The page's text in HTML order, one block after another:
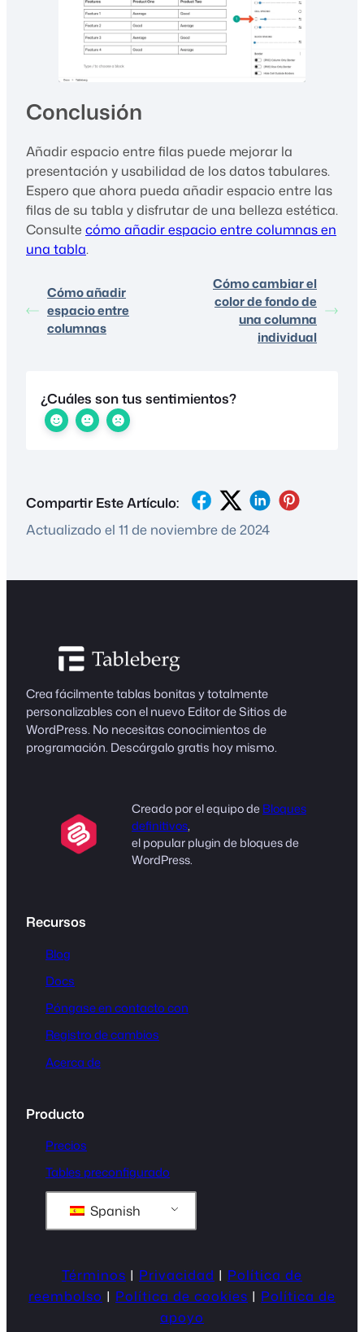
Conclusión
Añadir espacio entre filas puede mejorar la
presentación y usabilidad de los datos tabulares.
Espero que ahora pueda añadir espacio entre las
filas de su tabla y disfrutar de una belleza estética.
Consulte cómo añadir espacio entre columnas en
una tabla.
Cómo añadir
espacio entre
columnas
Cómo cambiar el
color de fondo de
una columna
individual
¿Cuáles son tus sentimientos?
Compartir Este Artículo:
Actualizado el 11 de noviembre de 2024
Crea fácilmente tablas bonitas y totalmente
personalizables con el nuevo Editor de Sitios de
WordPress. No necesitas conocimientos de
programación. Descárgalo gratis hoy mismo.
Creado por el equipo deBloques
definitivos,
el popular plugin de bloques de
WordPress.
Recursos
Blog
Docs
Póngase en contacto con
Registro de cambios
Acerca de
Producto
Precios
Tables preconfigurado
Spanish
Términos | Privacidad | Política de
reembolso | Política de cookies | Política de
apoyo